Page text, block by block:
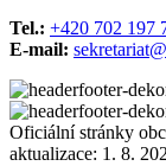
Tel.: +420 702 197
E-mail:
Oficiální stránky
aktualizace: 1. 8.